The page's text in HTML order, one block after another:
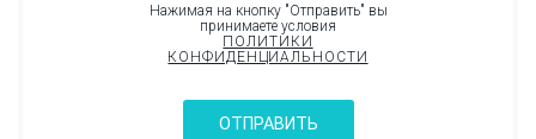
Нажимая на кнопку "Отправить" вы
принимаете условия
ПОЛИТИКИ
КОНФИДЕНЦИАЛЬНОСТИ
ОТПРАВИТЬ